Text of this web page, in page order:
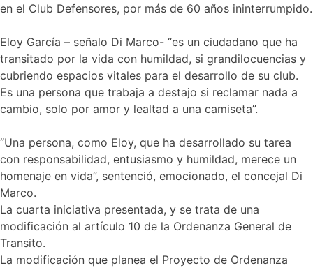
en el Club Defensores, por más de 60 años ininterrumpido.
Eloy García – señalo Di Marco- “es un ciudadano que ha
transitado por la vida con humildad, si grandilocuencias y
cubriendo espacios vitales para el desarrollo de su club.
Es una persona que trabaja a destajo si reclamar nada a
cambio, solo por amor y lealtad a una camiseta”.
“Una persona, como Eloy, que ha desarrollado su tarea
con responsabilidad, entusiasmo y humildad, merece un
homenaje en vida”, sentenció, emocionado, el concejal Di
Marco.
La cuarta iniciativa presentada, y se trata de una
modificación al artículo 10 de la Ordenanza General de
Transito.
La modificación que planea el Proyecto de Ordenanza